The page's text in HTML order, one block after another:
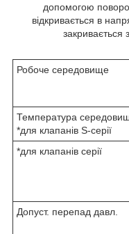
допомогою
відкривається в
закривається
Робоче середовище
Температура
*для клапанів S-серії
*для клапанів серії
Допуст. перепад давл.